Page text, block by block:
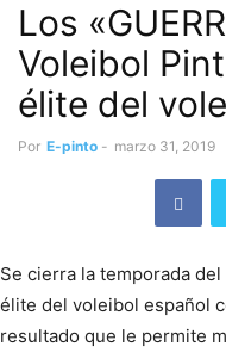
Los
Voleibol
élite del
Por E-pinto - marzo 31, 2019
Se cierra la temporada
élite del voleibol español
resultado que le permite